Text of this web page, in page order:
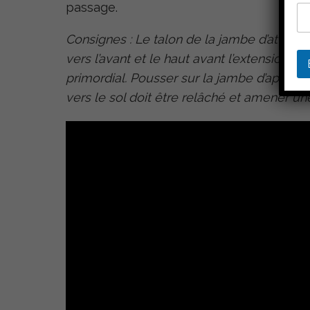
passage.
Consignes : Le talon de la jambe
vers l’avant et le haut avant l’extension
primordial. Pousser sur la jambe d’appui
vers le sol doit être relâché et amener
e
V
t
r